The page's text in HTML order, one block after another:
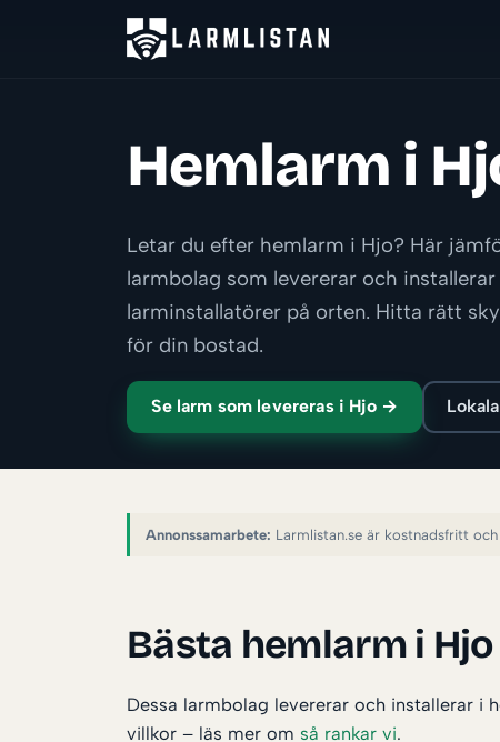
Hemlarm i
Letar du efter hemlarm i Hjo? Här
larmbolag som levererar och
larminstallatörer på orten. Hitta rätt
för din bostad.
Se larm som levereras i Hjo →
Annonssamarbete: Larmlistan.se är kostnadsfritt
Bästa hemlarm i
Dessa larmbolag levererar och installerar i
villkor – läs mer om så rankar vi.